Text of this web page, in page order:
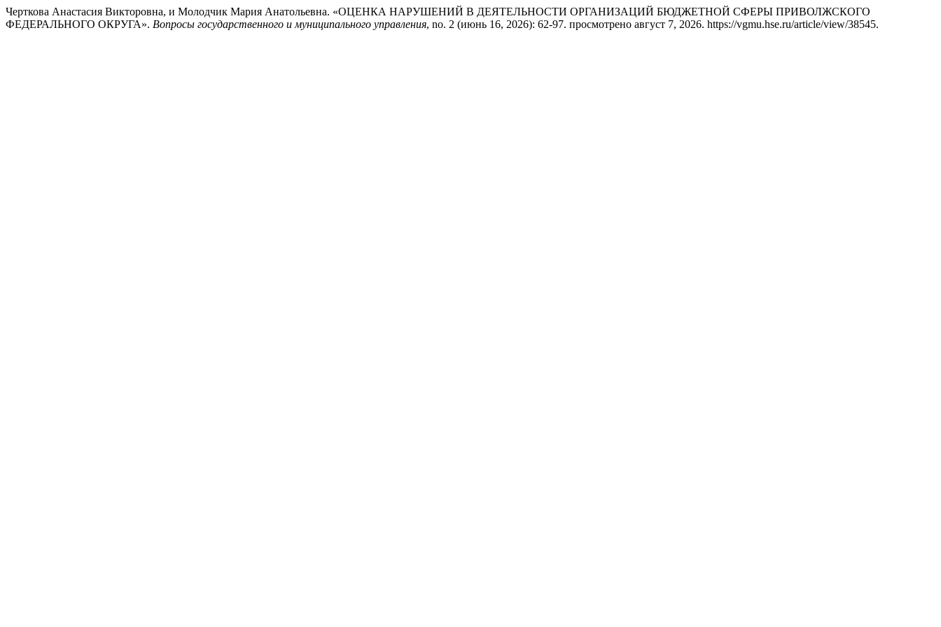
Черткова Анастасия Викторовна, и Молодчик Мария Анатольевна. «ОЦЕНКА НАРУШЕНИЙ В ДЕЯТЕЛЬНОСТИ ОРГАНИЗАЦИЙ БЮДЖЕТНОЙ СФЕРЫ ПРИВОЛЖСКОГО
ФЕДЕРАЛЬНОГО ОКРУГА». Вопросы государственного и муниципального управления, no. 2 (июнь 16, 2026): 62-97. просмотрено август 7, 2026. https://vgmu.hse.ru/article/view/38545.